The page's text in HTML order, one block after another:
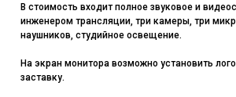
В стоимость входит полное звуковое и
инженером трансляции, три камеры, три
наушников, студийное освещение.
На экран монитора возможно установить
заставку.